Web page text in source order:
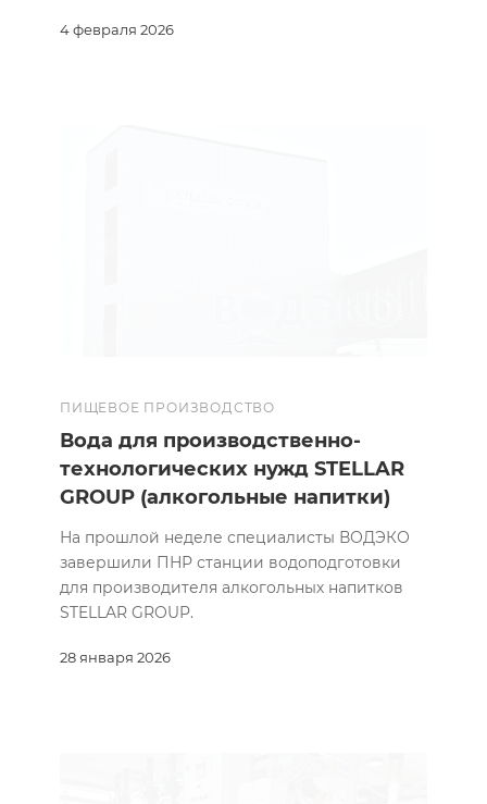
4 февраля 2026
ПИЩЕВОЕ ПРОИЗВОДСТВО
28 января 2026
Вода для производственно-
технологических нужд STELLAR
GROUP (алкогольные напитки)
На прошлой неделе специалисты ВОДЭКО
завершили ПНР станции водоподготовки
для производителя алкогольных напитков
STELLAR GROUP.